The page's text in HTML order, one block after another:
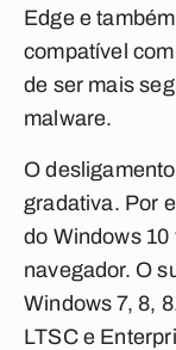
Edge e
compatível
de ser mais
malware.
O
gradativa. Por
do Windows
navegador. O
Windows 7, 8,
LTSC e